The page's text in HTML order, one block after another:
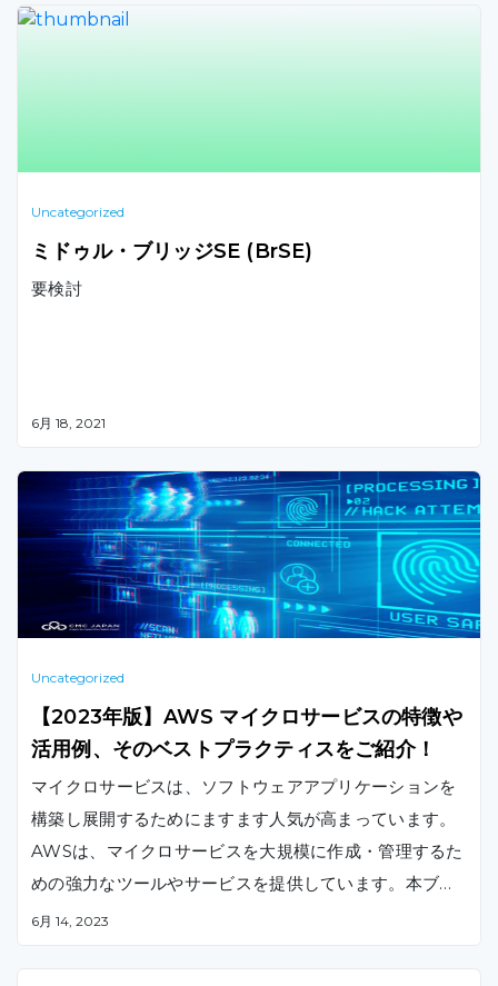
Uncategorized
ミドゥル・ブリッジSE (BrSE)
要検討
6月 18, 2021
Uncategorized
【2023年版】AWS マイクロサービスの特徴や
活用例、そのベストプラクティスをご紹介！
マイクロサービスは、ソフトウェアアプリケーションを
構築し展開するためにますます人気が高まっています。
AWSは、マイクロサービスを大規模に作成・管理するた
めの強力なツールやサービスを提供しています。本ブロ
グでは、AWSマイクロサービスの特徴や活用例、設計、
6月 14, 2023